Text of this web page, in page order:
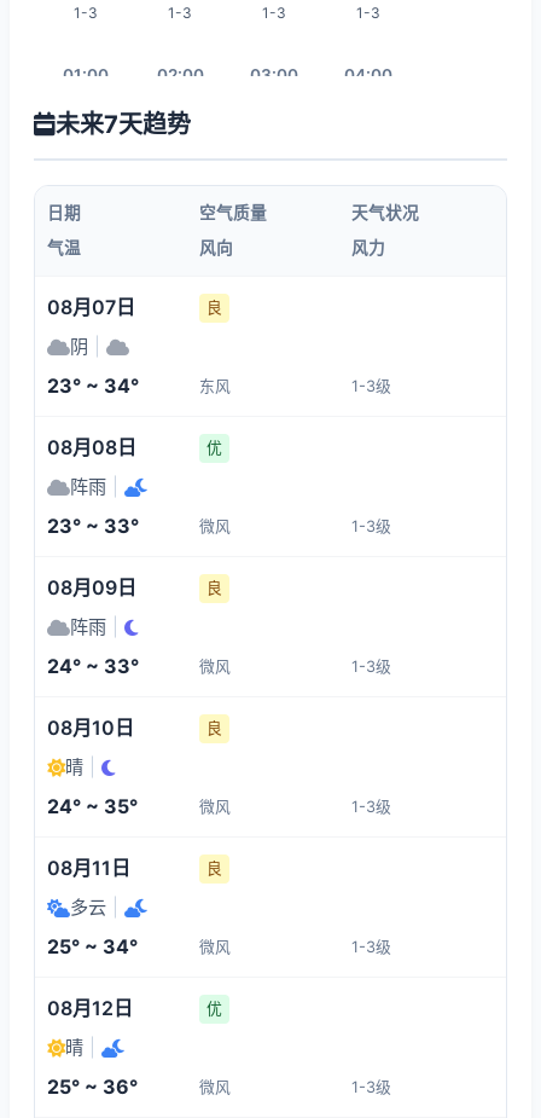
1-3 1-3 1-3 1-3
01:00
26°
02:00
25°
03:00 04:00
05:00
23°
1-3
06:00 08:00
15:00
33°
1-3
09:00 11:00
32°
1-3 1-3
19:00
31°
20:00
1-3
未来7天趋势
日期 空气质量
天气状况
气温
风向 风力
08月07日 良
阴
23° ~ 34° 东风 1-3级
08月08日 优
阵雨
23° ~ 33° 微风 1-3级
08月09日 良
阵雨
24° ~ 33° 微风 1-3级
08月10日 良
晴
24° ~ 35° 微风 1-3级
08月11日 良
多云
25° ~ 34° 微风 1-3级
08月12日 优
晴
25° ~ 36° 微风 1-3级